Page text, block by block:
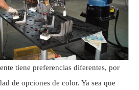
tiene preferencias diferentes, por
de opciones de color. Ya sea que